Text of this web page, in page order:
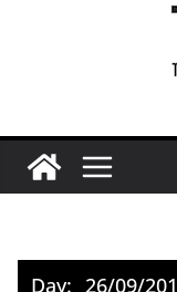
Day: 26/09/